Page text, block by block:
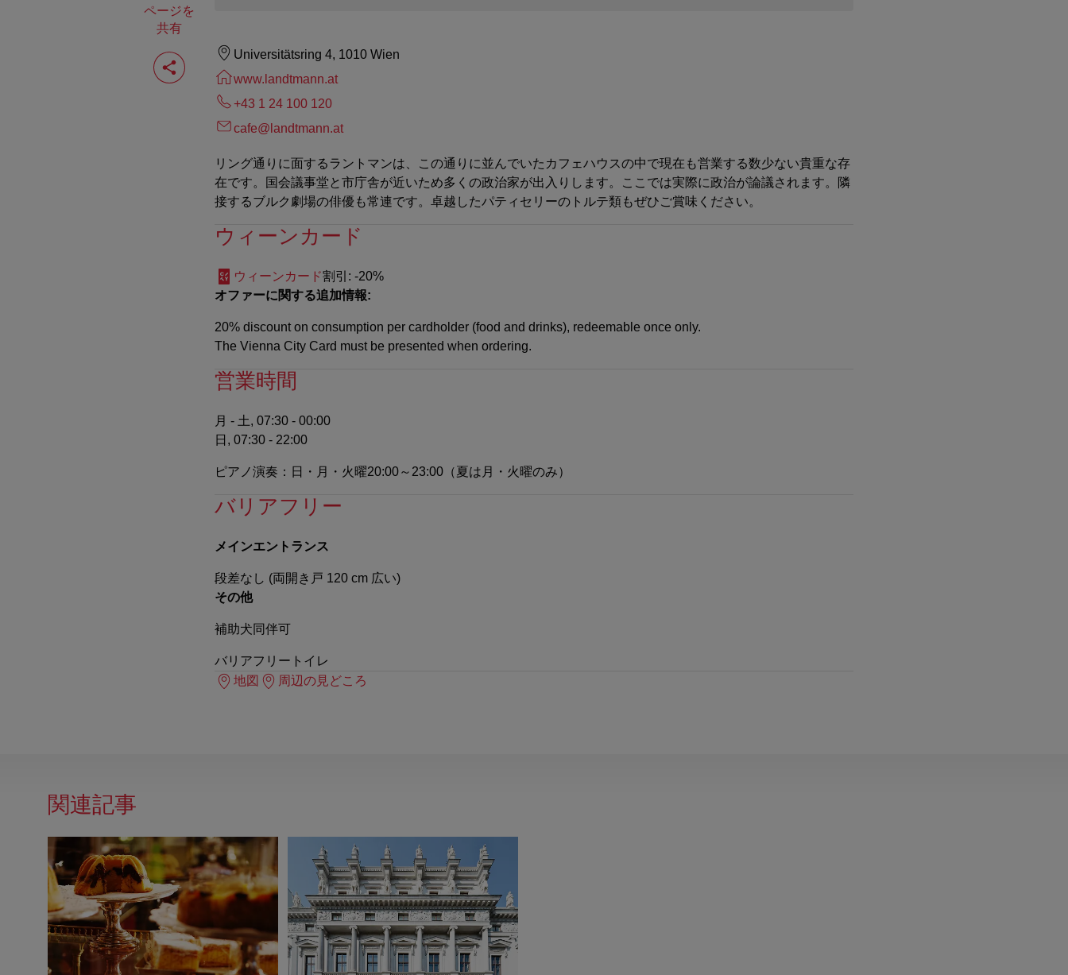
ページを
共有
ペ
ー
ジ
Universitätsring 4, 1010 Wien
www.landtmann.at
+43 1 24 100 120
cafe@landtmann.at
リング通りに面するラントマンは、この通りに並んでいたカフェハウスの中で現在も営業する数少ない貴重な存
在です。国会議事堂と市庁舎が近いため多くの政治家が出入りします。ここでは実際に政治が論議されます。隣
接するブルク劇場の俳優も常連です。卓越したパティセリーのトルテ類もぜひご賞味ください。
ウィーンカード
ウィーンカード割引 : -20%
オファーに関する追加情報:
20% discount on consumption per cardholder (food and drinks), redeemable once only.
The Vienna City Card must be presented when ordering.
営業時間
月 - 土, 07:30 - 00:00
日, 07:30 - 22:00
ピアノ演奏：日・月・火曜20:00～23:00（夏は月・火曜のみ）
バリアフリー
メインエントランス
段差なし (両開き戸 120 cm 広い)
その他
補助犬同伴可
バリアフリートイレ
地図
周辺の見どころ
関連記事